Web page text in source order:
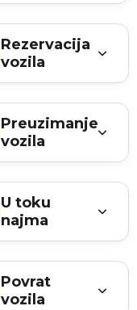
Rezervacija
vozila
Preuzimanje
vozila
U toku
najma
Povrat
vozila